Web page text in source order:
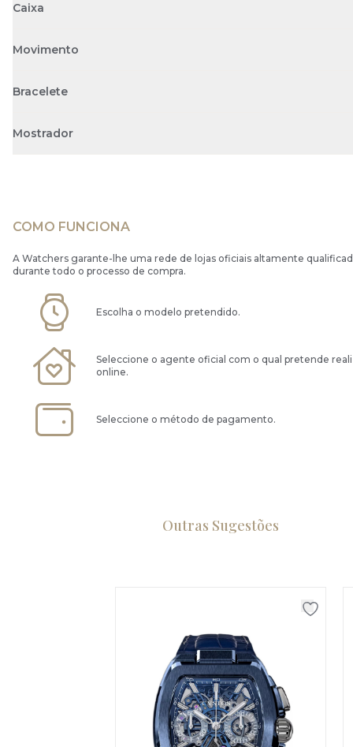
Caixa
Movimento
Bracelete
Mostrador
COMO FUNCIONA
A Watchers garante-lhe uma rede de lojas oficiais altamente
durante todo o processo de compra.
Escolha o modelo pretendido.
Seleccione o agente oficial com o qual pretende
online.
Seleccione o método de pagamento.
Outras Sugestões